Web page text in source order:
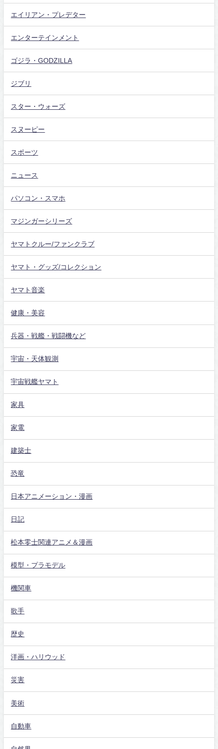
エイリアン・プレデター
エンターテインメント
ゴジラ・GODZILLA
ジブリ
スター・ウォーズ
スヌーピー
スポーツ
ニュース
パソコン・スマホ
マジンガーシリーズ
ヤマトクルー/ファンクラブ
ヤマト・グッズ/コレクション
ヤマト音楽
健康・美容
兵器・戦艦・戦闘機など
宇宙・天体観測
宇宙戦艦ヤマト
家具
家電
建築士
恐竜
日本アニメーション・漫画
日記
松本零士関連アニメ＆漫画
模型・プラモデル
機関車
歌手
歴史
洋画・ハリウッド
災害
美術
自動車